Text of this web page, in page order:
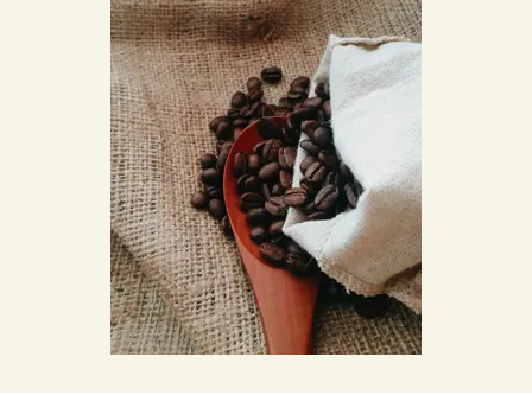
Anche se la perdita generale di aroma e sapore
inizia quando i chicchi di caffè vengono tostati, non
accelera con i chicchi interi. Con il caffè in polvere,
invece, si verifica.
Inoltre, i grani interi sono spesso di qualità migliore,
poiché possono essere utilizzati solo quelli integri.
Se si macinano i chicchi direttamente in anteprima
dell'erogazione del caffè, in una macchina
completamente automatica, a mano o con un
macinino elettrico, si otterrà il miglior caffè possibile.
Leggete qui tutte le informazioni importanti da
tenere in considerazione per l'acquisto di caffè
intero e di caffè in grani e sfogliate la nostra vasta
gamma di caffè di diverse piccole torrefazioni
artigianali. E aggiungi al tuo carrello e alla tua